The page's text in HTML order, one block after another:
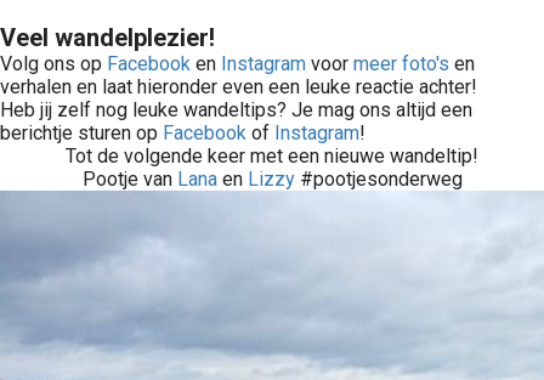
Veel wandelplezier!
Volg ons op Facebook en Instagram voor meer foto's en
verhalen en laat hieronder even een leuke reactie achter!
Heb jij zelf nog leuke wandeltips? Je mag ons altijd een
berichtje sturen op Facebook of Instagram!
Tot de volgende keer met een nieuwe wandeltip!
Pootje van Lanaen Lizzy#pootjesonderweg